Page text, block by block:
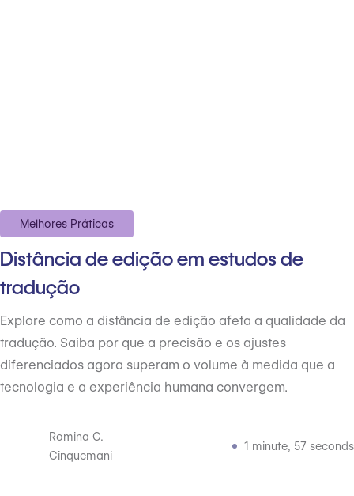
Melhores Práticas
Distância de edição em estudos de
tradução
Explore como a distância de edição afeta a qualidade da
tradução. Saiba por que a precisão e os ajustes
diferenciados agora superam o volume à medida que a
tecnologia e a experiência humana convergem.
Romina C.
Cinquemani
1 minute, 57 seconds